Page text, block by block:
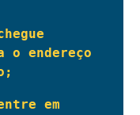
o endereço
em